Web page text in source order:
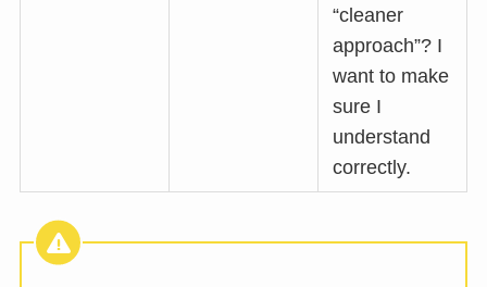
“cleaner
approach”? I
want to make
sure I
understand
correctly.